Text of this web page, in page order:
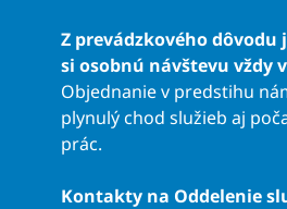
Z prevádzkového dôvodu
si osobnú návštevu vždy
Objednanie v predstihu
plynulý chod služieb aj
prác.
Kontakty na Oddelenie